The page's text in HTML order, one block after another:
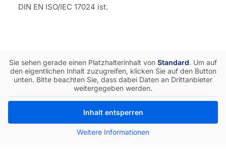
DIN EN ISO/IEC 17024 ist.
Sie sehen gerade einen Platzhalterinhalt von Standard. Um auf
den eigentlichen Inhalt zuzugreifen, klicken Sie auf den Button
unten. Bitte beachten Sie, dass dabei Daten an Drittanbieter
weitergegeben werden.
Inhalt entsperren
Weitere Informationen